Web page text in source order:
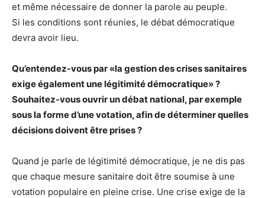
et même nécessaire de donner la parole au peuple.
Si les conditions sont réunies, le débat démocratique
devra avoir lieu.
Qu’entendez-vous par «la gestion des crises sanitaires
exige également une légitimité démocratique» ?
Souhaitez-vous ouvrir un débat national, par exemple
sous la forme d’une votation, afin de déterminer quelles
décisions doivent être prises ?
Quand je parle de légitimité démocratique, je ne dis pas
que chaque mesure sanitaire doit être soumise à une
votation populaire en pleine crise. Une crise exige de la